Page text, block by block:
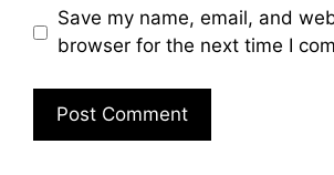
Save my name, email, and
browser for the next time I